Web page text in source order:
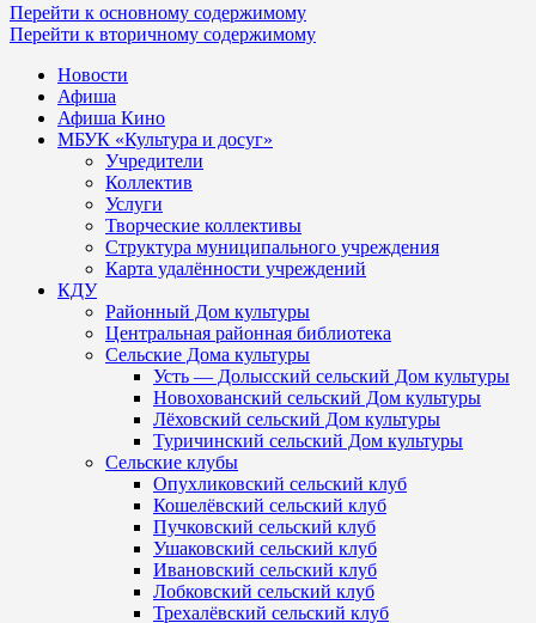
МБУК Невельского района "Культура
и досуг"
Перейти к основному содержимому
Перейти к вторичному содержимому
Новости
Афиша
Афиша Кино
МБУК «Культура и досуг»
Учредители
Коллектив
Услуги
Творческие коллективы
Структура муниципального учреждения
Карта удалённости учреждений
КДУ
Районный Дом культуры
Центральная районная библиотека
Сельские Дома культуры
Усть — Долысский сельский Дом культуры
Новохованский сельский Дом культуры
Лёховский сельский Дом культуры
Туричинский сельский Дом культуры
Сельские клубы
Опухликовский сельский клуб
Кошелёвский сельский клуб
Пучковский сельский клуб
Ушаковский сельский клуб
Ивановский сельский клуб
Лобковский сельский клуб
Трехалёвский сельский клуб